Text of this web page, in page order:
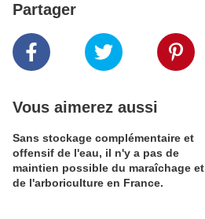
Partager
Vous aimerez aussi
Sans stockage complémentaire et
offensif de l'eau, il n'y a pas de
maintien possible du maraîchage et
de l'arboriculture en France.